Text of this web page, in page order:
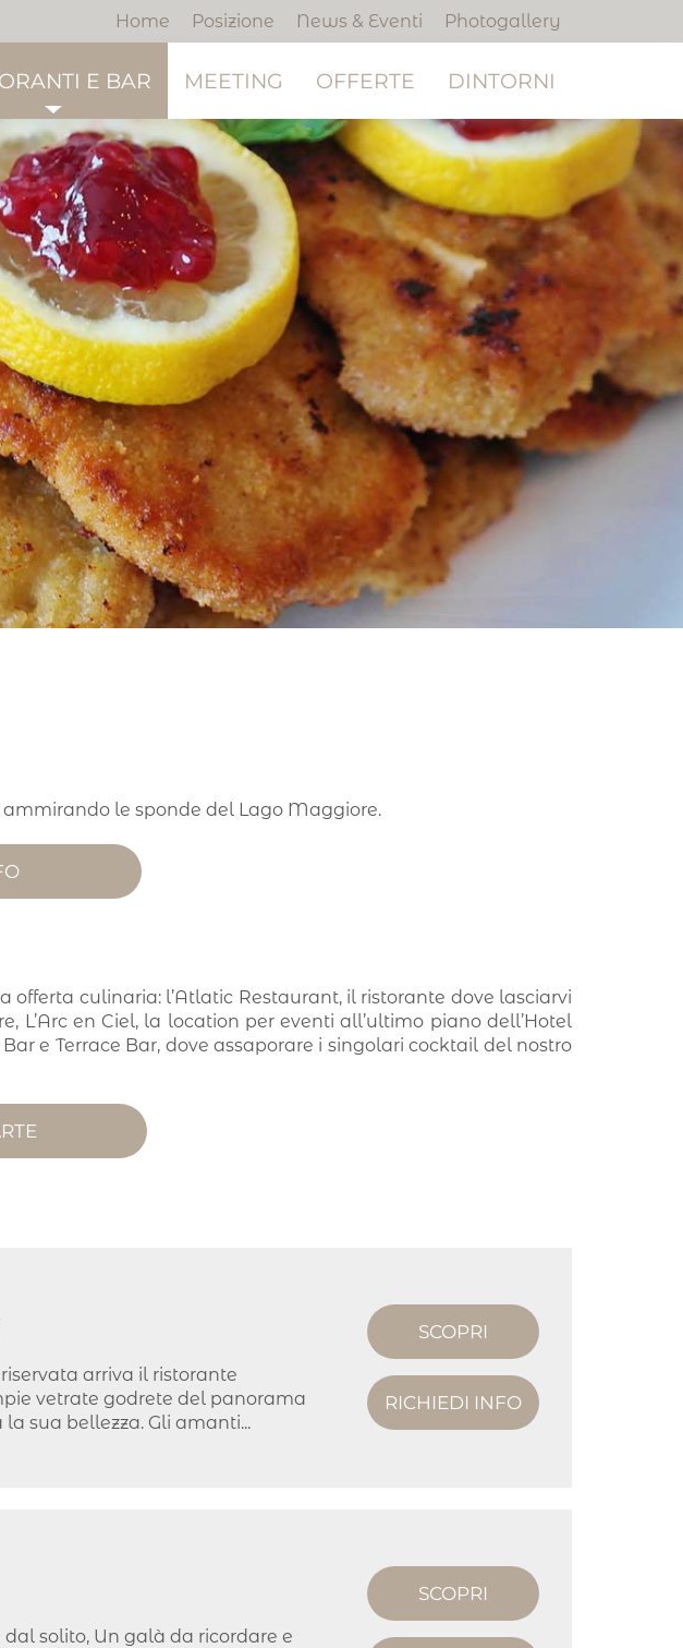
Home Posizione News & Eventi Photogallery
E BAR MEETING OFFERTE DINTORNI
le sponde del Lago Maggiore.
culinaria: l’Atlatic Restaurant, il ristorante dove lasciarvi
en Ciel, la location per eventi all’ultimo piano dell’Hotel
e Terrace Bar, dove assaporare i singolari cocktail del nostro
arriva il ristorante
vetrate godrete del panorama
sua bellezza. Gli amanti...
SCOPRI
RICHIEDI INFO
solito, Un galà da ricordare e
SCOPRI